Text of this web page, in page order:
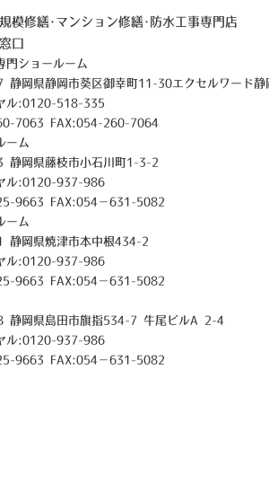
模修繕･マンション修繕･防水工事専門店
口
門ショールーム
静岡県静岡市葵区御幸町11-30エクセルワード静
ル:0120-518-335
7063 FAX:054-260-7064
ーム
静岡県藤枝市小石川町1-3-2
ル:0120-937-986
9663 FAX:054－631-5082
ーム
静岡県焼津市本中根434-2
ル:0120-937-986
9663 FAX:054－631-5082
静岡県島田市旗指534-7 牛尾ビルA 2-4
ル:0120-937-986
9663 FAX:054－631-5082